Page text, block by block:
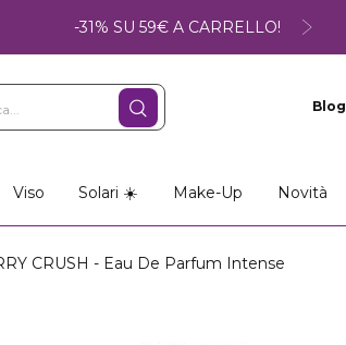
-31% SU 59€ A CARRELLO!
Blog
Viso Solari ☀️ Make-Up Novità
CRUSH - Eau De Parfum Intense